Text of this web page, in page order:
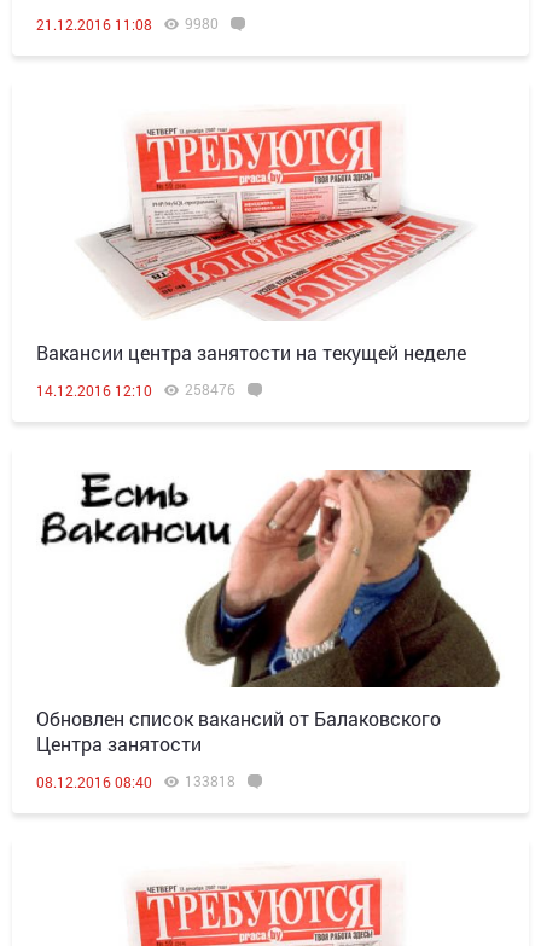
21.12.2016 11:08 9980
Вакансии центра занятости на текущей неделе
14.12.2016 12:10 258476
Обновлен список вакансий от Балаковского
Центра занятости
08.12.2016 08:40 133818